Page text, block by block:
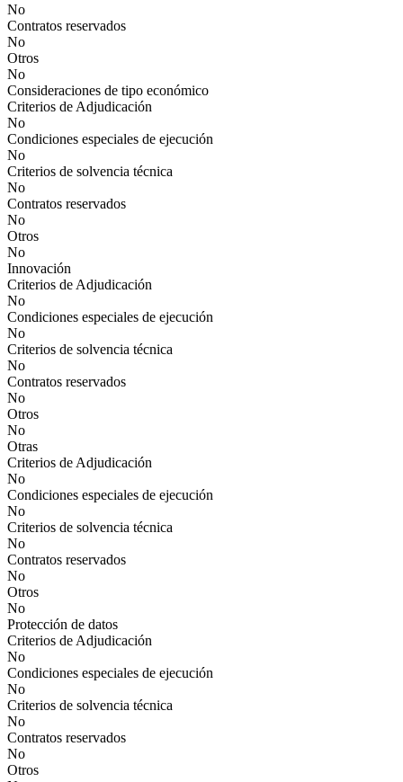
No
Contratos reservados
No
Otros
No
Consideraciones de tipo económico
Criterios de Adjudicación
No
Condiciones especiales de ejecución
No
Criterios de solvencia técnica
No
Contratos reservados
No
Otros
No
Innovación
Criterios de Adjudicación
No
Condiciones especiales de ejecución
No
Criterios de solvencia técnica
No
Contratos reservados
No
Otros
No
Otras
Criterios de Adjudicación
No
Condiciones especiales de ejecución
No
Criterios de solvencia técnica
No
Contratos reservados
No
Otros
No
Protección de datos
Criterios de Adjudicación
No
Condiciones especiales de ejecución
No
Criterios de solvencia técnica
No
Contratos reservados
No
Otros